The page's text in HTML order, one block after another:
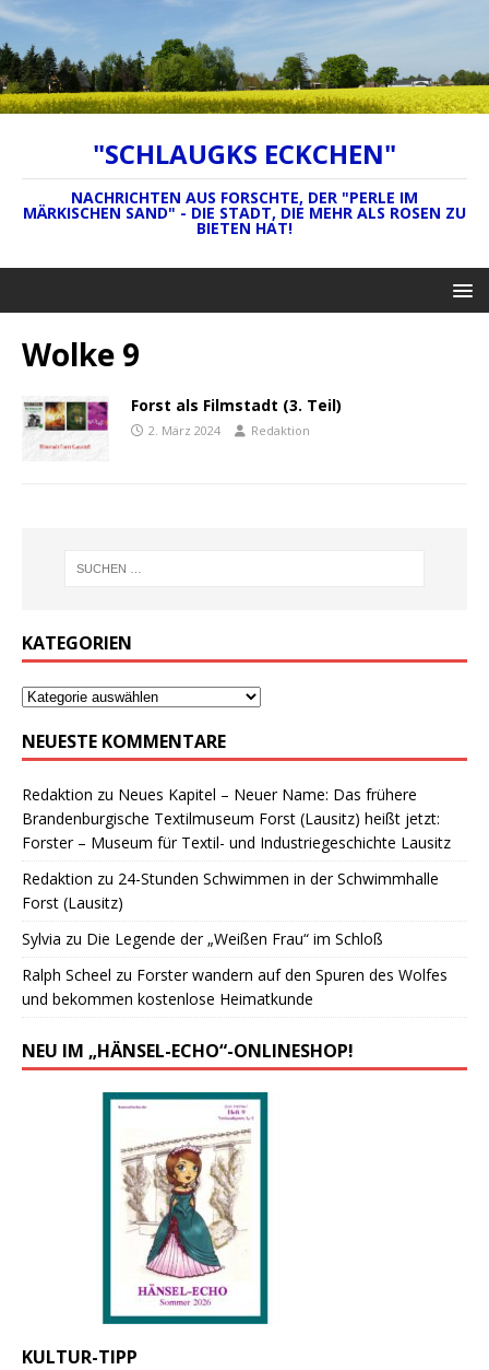
"SCHLAUGKS ECKCHEN"
NACHRICHTEN AUS FORSCHTE, DER "PERLE IM
MÄRKISCHEN SAND" - DIE STADT, DIE MEHR ALS ROSEN ZU
BIETEN HAT!
Wolke 9
Forst als Filmstadt (3. Teil)
2. März 2024 Redaktion
KATEGORIEN
NEUESTE KOMMENTARE
Redaktion zu Neues Kapitel – Neuer Name: Das frühere
Brandenburgische Textilmuseum Forst (Lausitz) heißt jetzt:
Forster – Museum für Textil- und Industriegeschichte Lausitz
Redaktion zu 24-Stunden Schwimmen in der Schwimmhalle
Forst (Lausitz)
Sylvia zu Die Legende der „Weißen Frau“ im Schloß
Ralph Scheel zu Forster wandern auf den Spuren des Wolfes
und bekommen kostenlose Heimatkunde
NEU IM „HÄNSEL-ECHO“-ONLINESHOP!
KULTUR-TIPP